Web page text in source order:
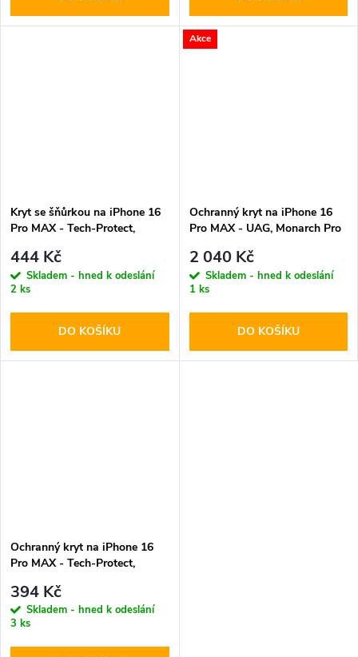
Kryt se šňůrkou na iPhone 16
Pro MAX - Tech-Protect,
Gray
444 Kč
Skladem - hned k odeslání
2 ks
DO KOŠÍKU
Akce
Ochranný kryt na iPhone 16
Pro MAX - UAG, Monarch Pro
2 040 Kč
Skladem - hned k odeslání
1 ks
DO KOŠÍKU
Ochranný kryt na iPhone 16
Pro MAX - Tech-Protect,
394 Kč
Skladem - hned k odeslání
3 ks